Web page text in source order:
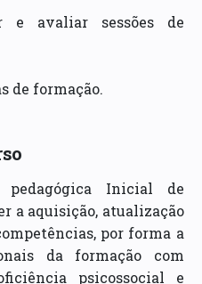
e avaliar sessões de
de formação.
pedagógica Inicial de
a aquisição, atualização
por forma a
da formação com
psicossocial e